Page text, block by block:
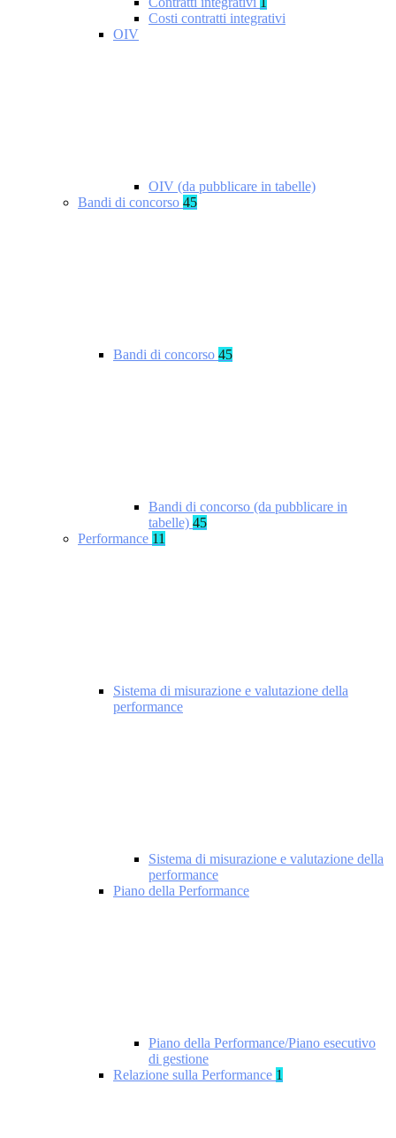
Costi contratti integrativi
OIV
OIV (da pubblicare in tabelle)
Bandi di concorso 45
Bandi di concorso 45
Bandi di concorso (da pubblicare in
tabelle) 45
Performance 11
Sistema di misurazione e valutazione della
performance
Sistema di misurazione e valutazione della
performance
Piano della Performance
Piano della Performance/Piano esecutivo
di gestione
Relazione sulla Performance 1